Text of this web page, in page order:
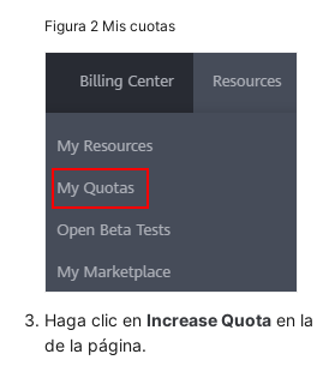
conexión
de
ping
Direcciones
públicas
de
Configuraciones
Figura 2 Mis cuotas
Haga clic en Increase Quota en
de la página.